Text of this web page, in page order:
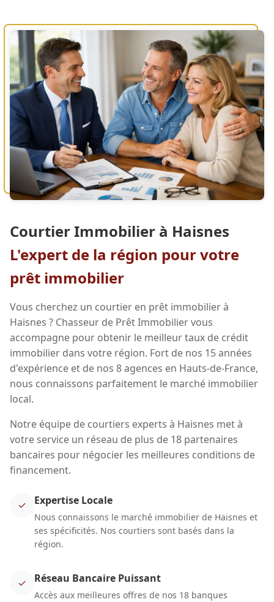
Courtier Immobilier à Haisnes
L'expert de la région pour votre
prêt immobilier
Vous cherchez un courtier en prêt immobilier à
Haisnes ? Chasseur de Prêt Immobilier vous
accompagne pour obtenir le meilleur taux de crédit
immobilier dans votre région. Fort de nos 15 années
d'expérience et de nos 8 agences en Hauts-de-France,
nous connaissons parfaitement le marché immobilier
local.
Notre équipe de courtiers experts à Haisnes met à
votre service un réseau de plus de 18 partenaires
bancaires pour négocier les meilleures conditions de
financement.
✓ Expertise Locale
Nous connaissons le marché immobilier de Haisnes et
ses spécificités. Nos courtiers sont basés dans la
région.
✓ Réseau Bancaire Puissant
Accès aux meilleures offres de nos 18 banques